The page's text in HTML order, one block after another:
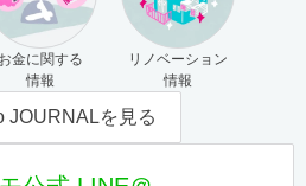
お金に関する
情報
リノベーション
情報
JOURNALを見る